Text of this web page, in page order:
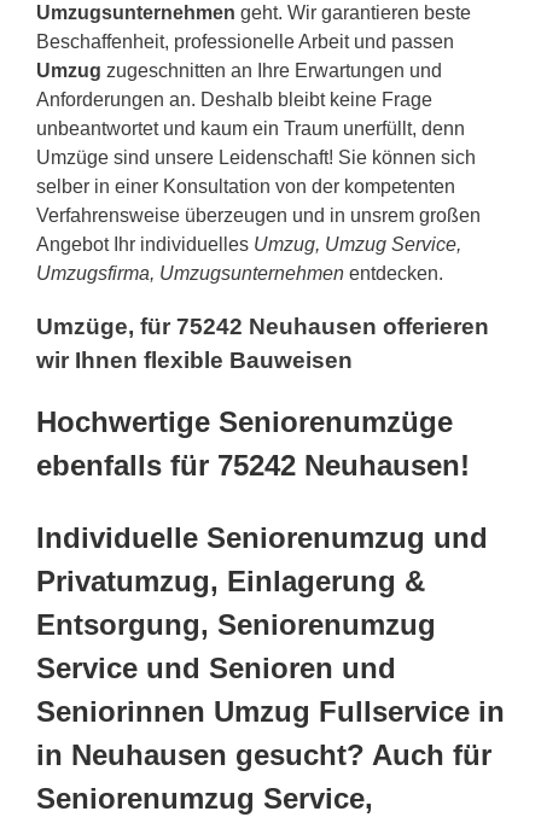
Umzugsunternehmen geht. Wir garantieren beste
Beschaffenheit, professionelle Arbeit und passen
Umzug zugeschnitten an Ihre Erwartungen und
Anforderungen an. Deshalb bleibt keine Frage
unbeantwortet und kaum ein Traum unerfüllt, denn
Umzüge sind unsere Leidenschaft! Sie können sich
selber in einer Konsultation von der kompetenten
Verfahrensweise überzeugen und in unsrem großen
Angebot Ihr individuelles Umzug, Umzug Service,
Umzugsfirma, Umzugsunternehmen entdecken.
Umzüge, für 75242 Neuhausen offerieren
wir Ihnen flexible Bauweisen
Hochwertige Seniorenumzüge
ebenfalls für 75242 Neuhausen!
Individuelle Seniorenumzug und
Privatumzug, Einlagerung &
Entsorgung, Seniorenumzug
Service und Senioren und
Seniorinnen Umzug Fullservice in
in Neuhausen gesucht? Auch für
Seniorenumzug Service,